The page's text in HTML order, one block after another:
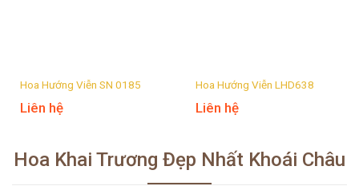
Hoa Hướng Viễn SN 0185
Liên hệ
Hoa Hướng Viễn LHD638
Liên hệ
Hoa Khai Trương Đẹp Nhất Khoái Châu